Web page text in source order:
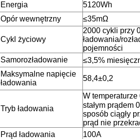
Energia
5120Wh
Opór wewnętrzny
≤35mΩ
Cykl życiowy
2000 cykli przy
ładowania/
pojemności
Samorozładowanie
≤3,5%
Maksymalne napięcie
ładowania
58,4±0,2
Tryb ładowania
W
stałym prądem
sposób ciągły
prąd nie
Prąd ładowania
100A